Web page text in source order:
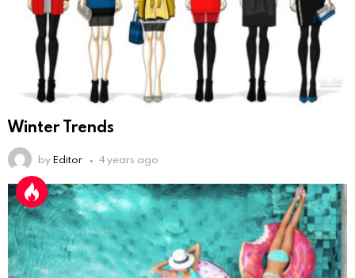
Winter Trends
byEditor 4 years ago